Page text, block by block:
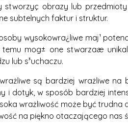
stworzyç obrazy lub
subtelnych faktur i struktur.
wysokowra¿liwe maj¹
temu mog± one stwarzaæ
lub s³uchaczu.
są bardziej wrażliwe na
i dotyk, w sposób bardziej
wrażliwość może być trudna
na piękno otaczającego nas